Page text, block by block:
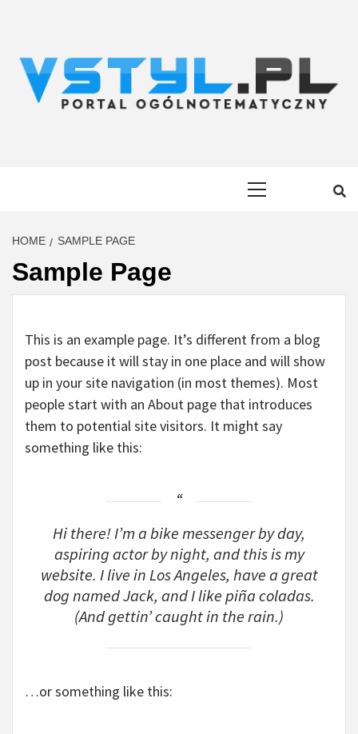
HOME SAMPLE PAGE
Sample Page
This is an example page. It’s different from a blog
post because it will stay in one place and will show
up in your site navigation (in most themes). Most
people start with an About page that introduces
them to potential site visitors. It might say
something like this:
Hi there! I’m a bike messenger by day,
aspiring actor by night, and this is my
website. I live in Los Angeles, have a great
dog named Jack, and I like piña coladas.
(And gettin’ caught in the rain.)
…or something like this: